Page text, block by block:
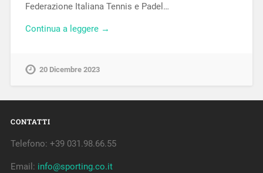
Federazione Italiana Tennis e Padel…
Continua a leggere →
20 Dicembre 2023
CONTATTI
Telefono: +39 031.98.66.55
Email: info@sporting.co.it